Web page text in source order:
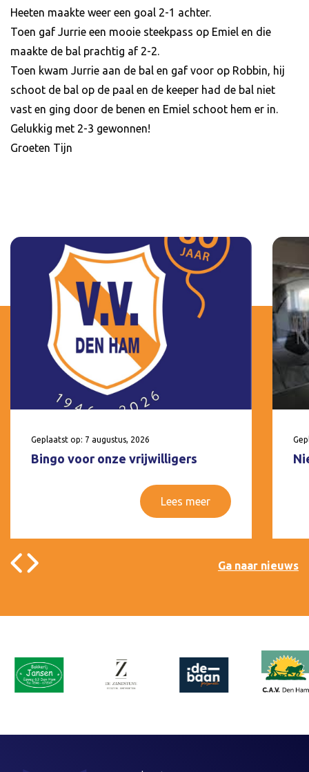
Heeten maakte weer een goal 2-1 achter.
Toen gaf Jurrie een mooie steekpass op Emiel en die
maakte de bal prachtig af 2-2.
Toen kwam Jurrie aan de bal en gaf voor op Robbin, hij
schoot de bal op de paal en de keeper had de bal niet
vast en ging door de benen en Emiel schoot hem er in.
Gelukkig met 2-3 gewonnen!
Groeten Tijn
Geplaatst op: 7 augustus, 2026
Bingo voor onze vrijwilligers
Lees meer
Ga naar nieuws